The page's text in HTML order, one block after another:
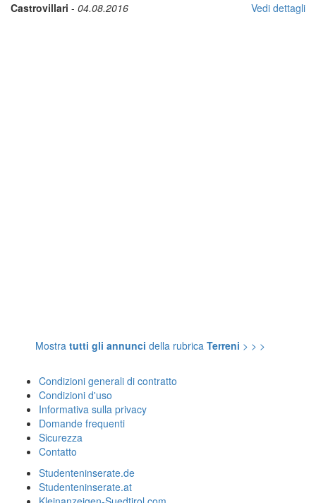
Castrovillari - 04.08.2016 Vedi dettagli
Mostra tutti gli annunci della rubrica Terreni > > >
Condizioni generali di contratto
Condizioni d'uso
Informativa sulla privacy
Domande frequenti
Sicurezza
Contatto
Studenteninserate.de
Studenteninserate.at